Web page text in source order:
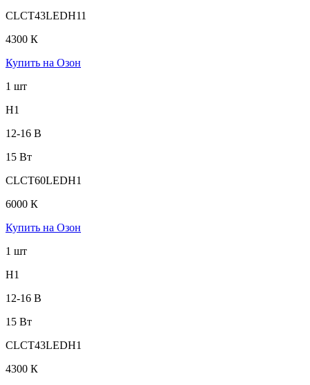
CLCT43LEDH11
4300 К
Купить на Озон
1 шт
H1
12-16 В
15 Вт
CLCT60LEDH1
6000 К
Купить на Озон
1 шт
H1
12-16 В
15 Вт
CLCT43LEDH1
4300 К